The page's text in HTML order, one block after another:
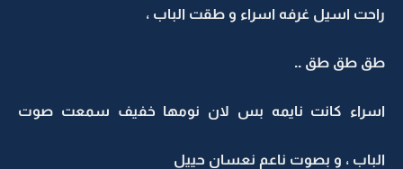
راحت اسيل غرفه اسراء و طقت الباب ،
طق طق طق ..
اسراء كانت نايمه بس لان نومها خفيف سمعت صوت
الباب ، و بصوت ناعم نعسان حييل